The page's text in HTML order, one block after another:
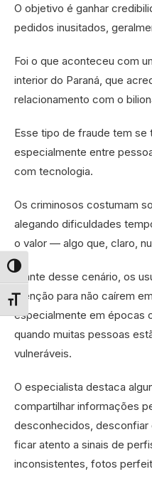
Alternar alto contraste
Alternar tamanho da fonte
O objetivo é ganhar
pedidos inusitados,
Foi o que aconteceu com
interior do Paraná, que
relacionamento com o
Esse tipo de fraude tem se
especialmente entre
com tecnologia.
Os criminosos costumam
alegando dificuldades
o valor — algo que, claro,
Diante desse cenário, os
atenção para não caírem
especialmente em épocas
quando muitas pessoas
vulneráveis.
O especialista destaca
compartilhar informações
desconhecidos,
ficar atento a sinais de
inconsistentes, fotos